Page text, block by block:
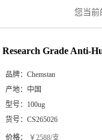
您当前
Research Grade Anti-
品牌： Chemstan
产地： 中国
型号： 100ug
货号： CS265026
价格： ￥2588/支